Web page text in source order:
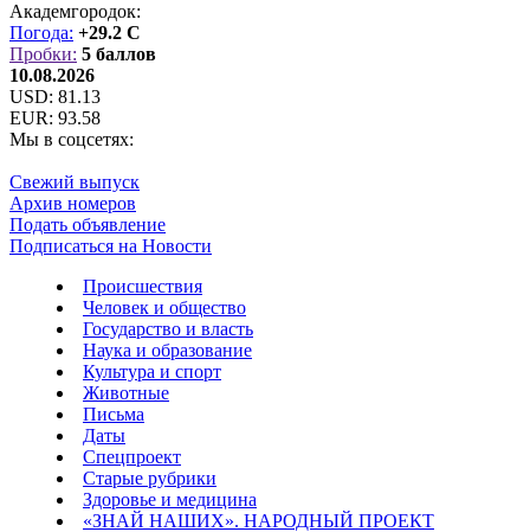
Академгородок:
Погода: +29.2 C
Пробки: 5 баллов
10.08.2026
USD: 81.13
EUR: 93.58
Мы в соцсетях:
Свежий выпуск
Архив номеров
Подать объявление
Подписаться на Новости
Происшествия
Человек и общество
Государство и власть
Наука и образование
Культура и спорт
Животные
Письма
Даты
Спецпроект
Старые рубрики
Здоровье и медицина
«ЗНАЙ НАШИХ». НАРОДНЫЙ ПРОЕКТ